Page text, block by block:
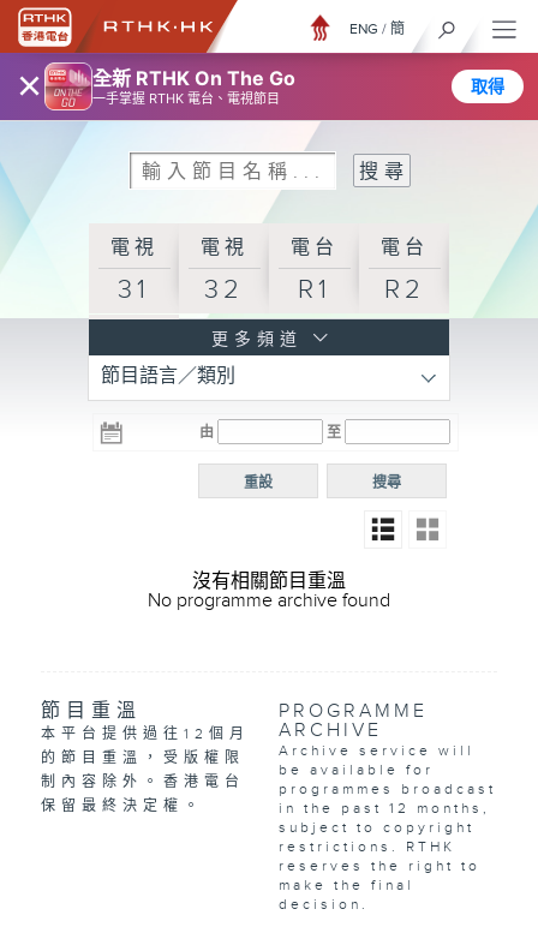
× 全新 RTHK On The Go
一手掌握 RTHK 電台、電視節目
取得
ENG / 簡
電視
31
電視
32
電台
R1
電台
R2
R3
電台 電台
R5
電台
普通
更多頻道
節目語言／類別
由 至
搜尋
重設
沒有相關節目重溫
No programme archive found
節目重溫
本平台提供過往12個月
的節目重溫，受版權限
制內容除外。香港電台
保留最終決定權。
PROGRAMME
ARCHIVE
Archive service will
be available for
programmes broadcast
in the past 12 months,
subject to copyright
restrictions. RTHK
reserves the right to
make the final
decision.